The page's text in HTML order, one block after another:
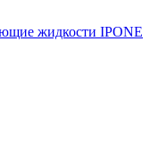
жидкости IPONE